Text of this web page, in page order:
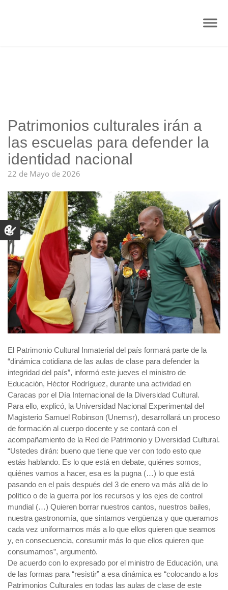
Patrimonios culturales irán a
las escuelas para defender la
identidad nacional
22 de Mayo de 2026
El Patrimonio Cultural Inmaterial del país formará parte de la
“dinámica cotidiana de las aulas de clase para defender la
integridad del país”, informó este jueves el ministro de
Educación, Héctor Rodríguez, durante una actividad en
Caracas por el Día Internacional de la Diversidad Cultural.
Para ello, explicó, la Universidad Nacional Experimental del
Magisterio Samuel Robinson (Unemsr), desarrollará un proceso
de formación al cuerpo docente y se contará con el
acompañamiento de la Red de Patrimonio y Diversidad Cultural.
“Ustedes dirán: bueno que tiene que ver con todo esto que
estás hablando. Es lo que está en debate, quiénes somos,
quiénes vamos a hacer, esa es la pugna (…) lo que está
pasando en el país después del 3 de enero va más allá de lo
político o de la guerra por los recursos y los ejes de control
mundial (…) Quieren borrar nuestros cantos, nuestros bailes,
nuestra gastronomía, que sintamos vergüenza y que queramos
cada vez uniformarnos más a lo que ellos quieren que seamos
y, en consecuencia, consumir más lo que ellos quieren que
consumamos”, argumentó.
De acuerdo con lo expresado por el ministro de Educación, una
de las formas para “resistir” a esa dinámica es “colocando a los
Patrimonios Culturales en todas las aulas de clase de este